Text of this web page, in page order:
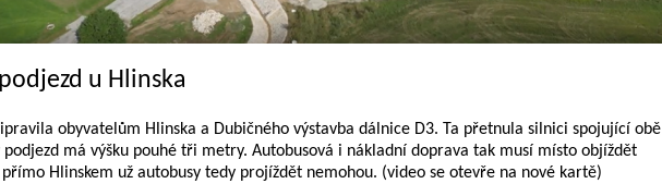
u Hlinska
obyvatelům Hlinska a Dubičného výstavba dálnice D3. Ta přetnula silnici spojující obě
podjezd má výšku pouhé tři metry. Autobusová i nákladní doprava tak musí místo objíždět
Hlinskem už autobusy tedy projíždět nemohou. (video se otevře na nové kartě)